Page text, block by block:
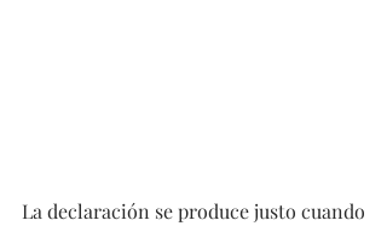
La declaración se produce justo cuando